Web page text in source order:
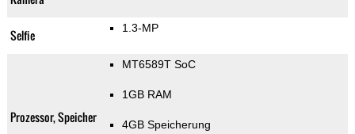
Selfie 1.3-MP
Prozessor, Speicher
MT6589T SoC
1GB RAM
4GB Speicherung